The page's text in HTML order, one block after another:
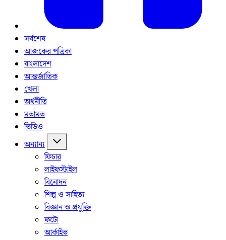
সর্বশেষ
আজকের পত্রিকা
বাংলাদেশ
আন্তর্জাতিক
খেলা
অর্থনীতি
মতামত
ভিডিও
অন্যান্য
ফিচার
লাইফস্টাইল
বিনোদন
শিল্প ও সাহিত্য
বিজ্ঞান ও প্রযুক্তি
ফটো
আর্কাইভ